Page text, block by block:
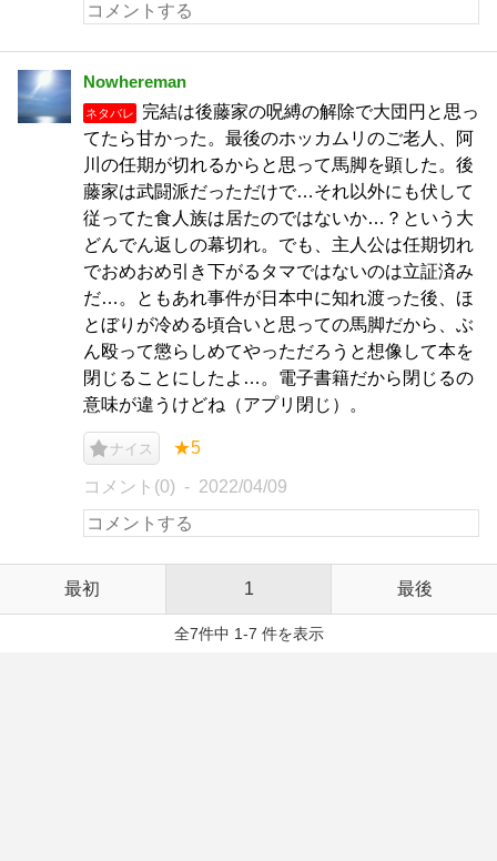
Nowhereman
ネタバレ
完結は後藤家の呪縛の解除で大団円と思っ
てたら甘かった。最後のホッカムリのご老人、阿
川の任期が切れるからと思って馬脚を顕した。後
藤家は武闘派だっただけで…それ以外にも伏して
従ってた食人族は居たのではないか…？という大
どんでん返しの幕切れ。でも、主人公は任期切れ
でおめおめ引き下がるタマではないのは立証済み
だ…。ともあれ事件が日本中に知れ渡った後、ほ
とぼりが冷める頃合いと思っての馬脚だから、ぶ
ん殴って懲らしめてやっただろうと想像して本を
閉じることにしたよ…。電子書籍だから閉じるの
意味が違うけどね（アプリ閉じ）。
ナイス ★5
コメント(0) 2022/04/09
最初 1 最後
全7件中 1-7 件を表示